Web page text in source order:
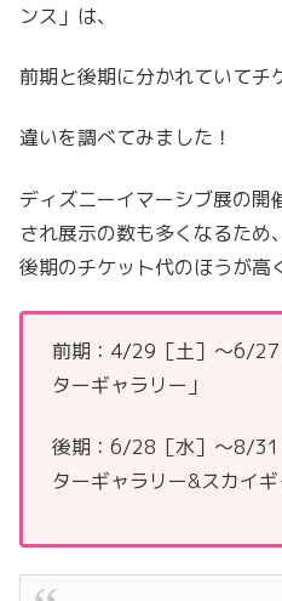
ンス」は、
前期と後期に分かれていてチ
違いを調べてみました！
ディズニーイマーシブ展の開
され展示の数も多くなるため、
後期のチケット代のほうが高
前期：4/29［土］～6/27
ターギャラリー」
後期：6/28［水］～8/31
ターギャラリー&スカイギ